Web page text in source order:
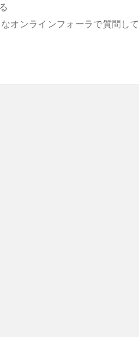
オンラインフォーラで質問し